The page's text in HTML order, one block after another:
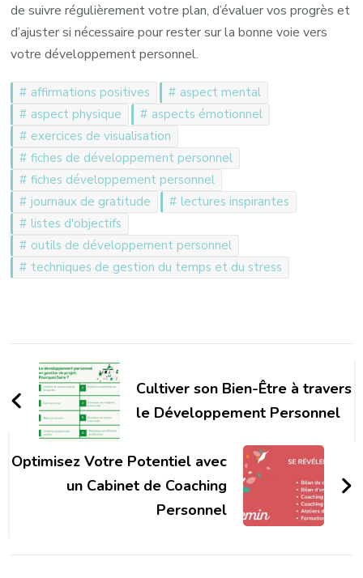
de suivre régulièrement votre plan, d’évaluer vos progrès et
d’ajuster si nécessaire pour rester sur la bonne voie vers
votre développement personnel.
affirmations positives
aspect mental
aspect physique
aspects émotionnel
exercices de visualisation
fiches de développement personnel
fiches développement personnel
journaux de gratitude
lectures inspirantes
listes d'objectifs
outils de développement personnel
techniques de gestion du temps et du stress
Navigation
d'article
Cultiver son Bien-Être à travers
le Développement Personnel
Optimisez Votre Potentiel avec
un Cabinet de Coaching
Personnel